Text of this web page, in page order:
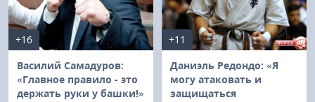
+16
Василий Самадуров:
«Главное правило - это
держать руки у башки!»
+11
Даниэль Редондо: «Я
могу атаковать и
защищаться
Бокс
UFC и MMA